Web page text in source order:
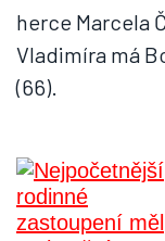
herce Marcela
Vladimíra má
(66).